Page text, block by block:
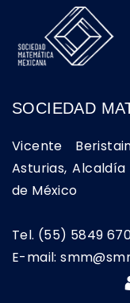
SOCIEDAD
Vicente
Asturias, Alcaldía
de México
Tel. (55) 5849
E-mail: